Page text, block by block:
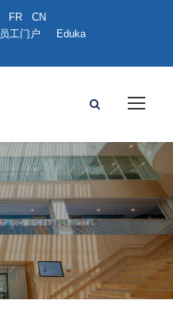
员工门户 Eduka